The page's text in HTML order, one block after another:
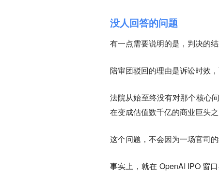
没人回答的问题
有一点需要说明的是，判决的
陪审团驳回的理由是诉讼时效
法院从始至终没有对那个核心
在变成估值数千亿的商业巨头
这个问题，不会因为一场官司的
事实上，就在 OpenAI IPO 窗